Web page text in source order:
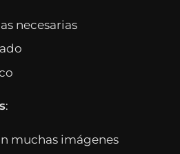
necesarias
:
muchas imágenes